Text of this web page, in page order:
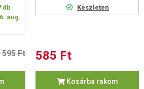
db
aug.
595 Ft
Készleten
585 Ft
Kosárba rakom